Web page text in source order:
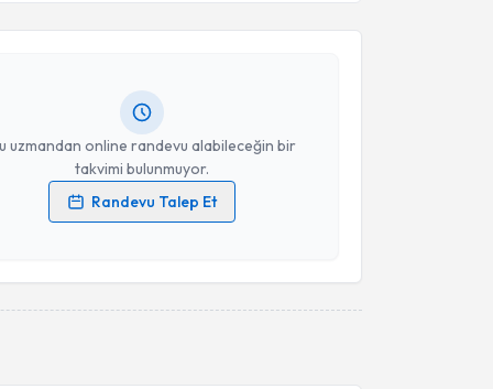
uzmandan online randevu alabileceğin bir
takvimi bulunmuyor.
Randevu Talep Et
Muhammet Öziçin randevu takvimi talebi
bu uzmandan randevu almanız için bir takvim
verilerimin işlenmesine ilişkinAydınlatma Metni